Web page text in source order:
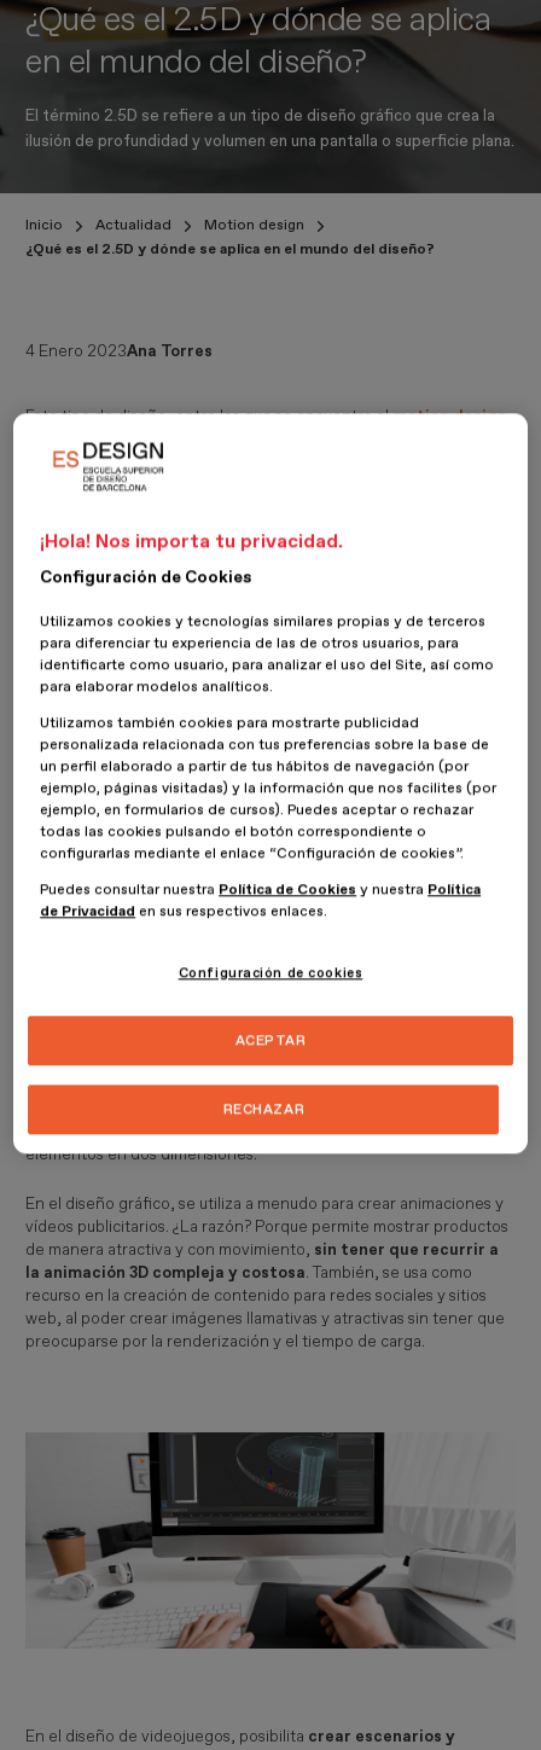
¿Qué es el 2.5D y dónde se aplica
en el mundo del diseño?
El término 2.5D se refiere a un tipo de diseño gráfico que crea la
ilusión de profundidad y volumen en una pantalla o superficie plana.
Inicio Actualidad
Motion design
¿Qué es el 2.5D y dónde se aplica en el mundo del diseño?
4 Enero 2023Ana Torres
Este tipo de diseño, entre los que se encuentra elmotion design,
se ha utilizado en una
videojuegos,animaciones
formas que se suele usar es creando animaciones en motion
De hecho, el
motion design es una disciplina que combina
elementos visualesy técnicas de animación para crear
de campos, como la publicidad, el cine, la televisión y el marketing
online.
Una de las principales ventajas del motion design es que permite
transmitirmensajes de manera clara y atractiva, pero, además,
de maneramuy efectiva. Asimismo, el motion design puede
ayudar a mejorar la experiencia del usuario y contribuir a que una
marca o producto destaque en un mercado de por sí ya saturado.
Otro beneficio es que el motion design puede ser utilizado para
contar historias y transmitir emociones de manera muy efectiva;
algo que lo convierte en una herramienta poderosa para cualquier
empresa o individuo que busque conectarse con su audiencia.
¿De qué trata el 2.5D en Diseño?
se utiliza en el diseño gráfico y en el
diseño de videojuegos para describir una escena que
aparenta tener profundidad y volumen, aunque en realidad es
plana y se representa en dos dimensiones. Se trata de una técnica
que permite crear imágenes tridimensionales utilizando solo
elementos en dos dimensiones.
En el diseño gráfico, se utiliza a menudo para crear animaciones y
vídeos publicitarios. ¿La razón? Porque permite mostrar productos
de manera atractiva y con movimiento, sin tener que recurrir a
la animación 3D compleja y costosa. También, se usa como
recurso en la creación de contenido para redes sociales y sitios
web, al poder crear imágenes llamativas y atractivas sin tener que
preocuparse por la renderización y el tiempo de carga.
En el diseño de videojuegos, posibilita crear escenarios y
¡Hola! Nos importa tu privacidad.
Configuración de Cookies
Utilizamos cookies y tecnologías similares propias y de terceros
para diferenciar tu experiencia de las de otros usuarios, para
identificarte como usuario, para analizar el uso del Site, así como
para elaborar modelos analíticos.
Utilizamos también cookies para mostrarte publicidad
personalizada relacionada con tus preferencias sobre la base de
un perfil elaborado a partir de tus hábitos de navegación (por
ejemplo, páginas visitadas) y la información que nos facilites (por
ejemplo, en formularios de cursos). Puedes aceptar o rechazar
todas las cookies pulsando el botón correspondiente o
configurarlas mediante el enlace “Configuración de cookies”.
Puedes consultar nuestra Política de Cookies y nuestra Política
de Privacidad en sus respectivos enlaces.
Configuración de cookies
RECHAZAR
ACEPTAR